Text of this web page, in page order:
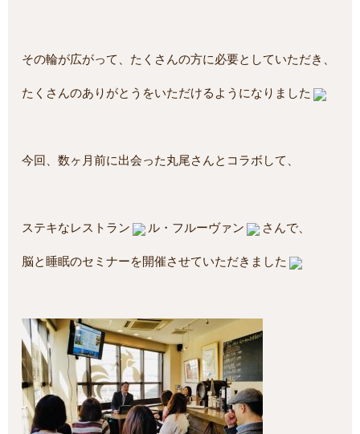
その輪が広がって、たくさんの方に必要としていただき、
たくさんのありがとうをいただけるようになりました
今回、数ヶ月前に出会った丸尾さんとコラボして、
ステキなレストラン ル・フルーヴァン さんで、
脳と睡眠のセミナーを開催させていただきました